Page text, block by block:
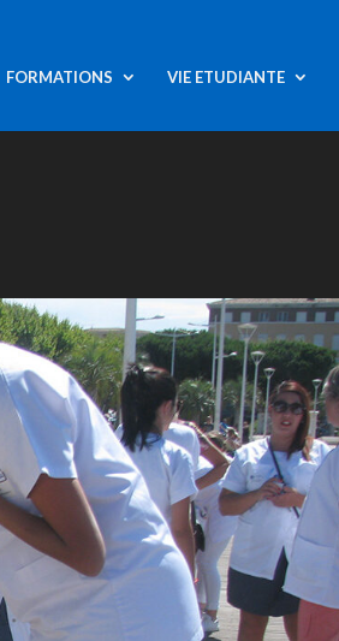
FORMATIONS VIE ETUDIANTE